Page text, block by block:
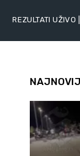
REZULTATI UŽIVO